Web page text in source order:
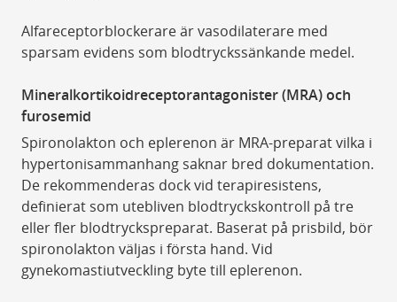
Alfareceptorblockerare är vasodilaterare med
sparsam evidens som blodtryckssänkande medel.
Mineralkortikoidreceptorantagonister (MRA) och
furosemid
Spironolakton och eplerenon är MRA-preparat vilka i
hypertonisammanhang saknar bred dokumentation.
De rekommenderas dock vid terapiresistens,
definierat som utebliven blodtryckskontroll på tre
eller fler blodtryckspreparat. Baserat på prisbild, bör
spironolakton väljas i första hand. Vid
gynekomastiutveckling byte till eplerenon.